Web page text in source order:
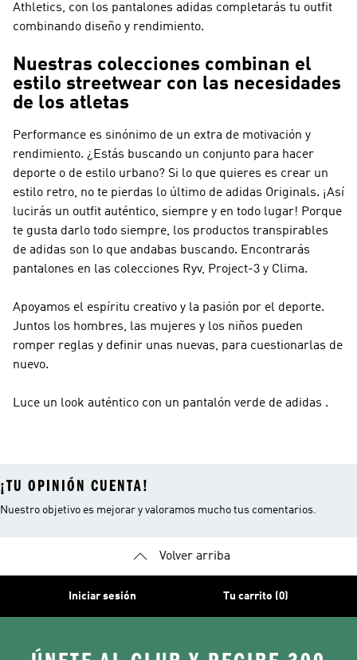
Athletics, con los pantalones adidas completarás tu outfit
combinando diseño y rendimiento.
Nuestras colecciones combinan el
estilo streetwear con las necesidades
de los atletas
Performance es sinónimo de un extra de motivación y
rendimiento. ¿Estás buscando un conjunto para hacer
deporte o de estilo urbano? Si lo que quieres es crear un
estilo retro, no te pierdas lo último de adidas Originals. ¡Así
lucirás un outfit auténtico, siempre y en todo lugar! Porque
te gusta darlo todo siempre, los productos transpirables
de adidas son lo que andabas buscando. Encontrarás
pantalones en las colecciones Ryv, Project-3 y Clima.
Apoyamos el espíritu creativo y la pasión por el deporte.
Juntos los hombres, las mujeres y los niños pueden
romper reglas y definir unas nuevas, para cuestionarlas de
nuevo.
Luce un look auténtico con un pantalón verde de adidas .
¡TU OPINIÓN CUENTA!
Nuestro objetivo es mejorar y valoramos mucho tus comentarios.
Volver arriba
Iniciar sesión Tu carrito (0)